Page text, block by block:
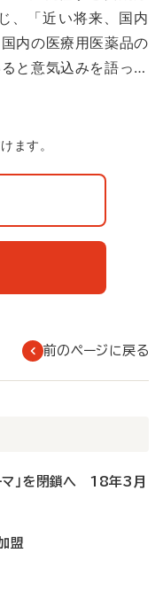
、「近い将来、国内
内の医療用医薬品の
と意気込みを語っ…
ます。
前のページに戻る
マ」を閉鎖へ 18年3月
盟